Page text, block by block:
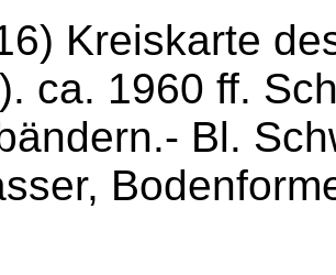
Kreiskarte
ca. 1960 ff.
Bl.